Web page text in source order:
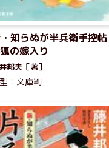
知らぬが半兵衛手控帖
の嫁入り
邦夫［著］
：文庫判